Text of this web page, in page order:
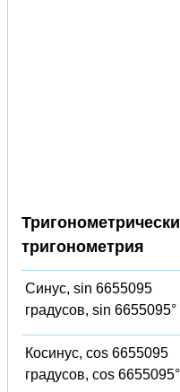
тригонометрия
Синус, sin 6655095
градусов, sin 6655095°
Косинус, cos 6655095
градусов, cos 6655095°